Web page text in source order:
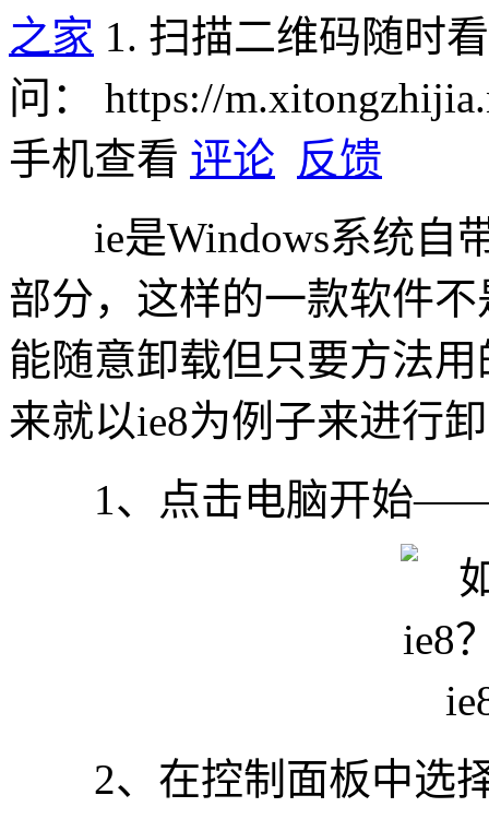
之家 1. 扫描二维码随时
问：
https://
手机查看 评论 反馈
ie是Windows系统自
部分，这样的一款软件
能随意卸载但只要方法
来就以ie8为例子来进行
1、点击电脑开始——
2、在控制面板中选